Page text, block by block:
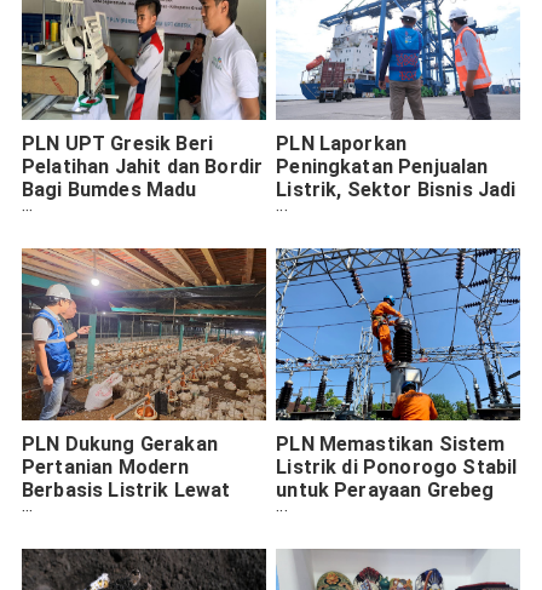
PLN UPT Gresik Beri
Pelatihan Jahit dan Bordir
Bagi Bumdes Madu
Sejahtera
PLN Laporkan
Peningkatan Penjualan
Listrik, Sektor Bisnis Jadi
Penopang
PLN Dukung Gerakan
Pertanian Modern
Berbasis Listrik Lewat
Program EA
PLN Memastikan Sistem
Listrik di Ponorogo Stabil
untuk Perayaan Grebeg
Suro yang Meriah